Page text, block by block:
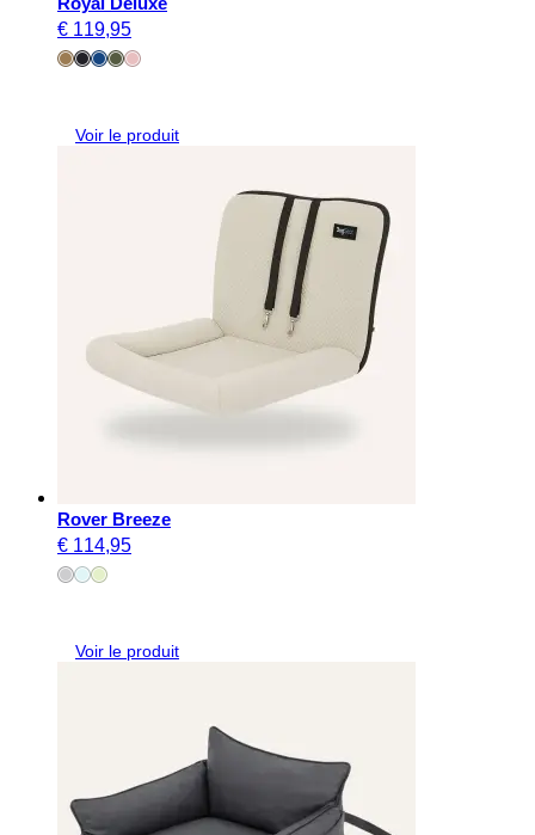
€ 119,95
Voir le produit
Rover Breeze
€ 114,95
Voir le produit